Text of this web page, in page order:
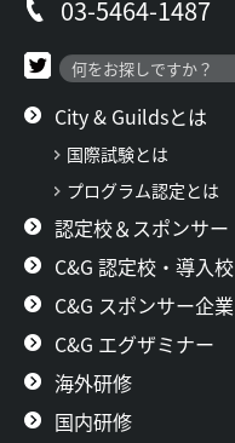
03-5464-1487
City & Guildsとは
国際試験とは
プログラム認定とは
認定校＆スポンサー
C&G 認定校・導入校
C&G スポンサー企業
C&G エグザミナー
海外研修
国内研修